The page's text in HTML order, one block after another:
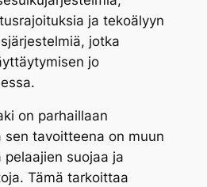
ja tekoälyyn
jotka
jo
on parhaillaan
tavoitteena on muun
suojaa ja
Tämä tarkoittaa